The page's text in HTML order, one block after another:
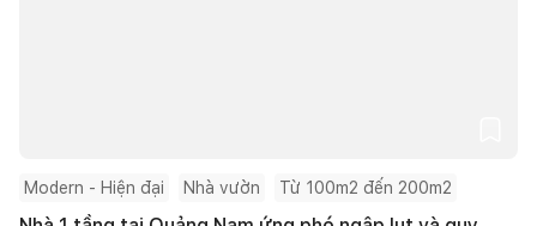
Modern - Hiện đại Nhà vườn Từ 100m2 đến 200m2